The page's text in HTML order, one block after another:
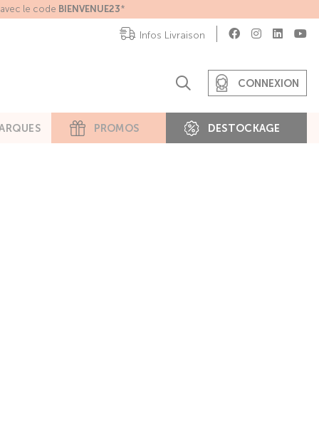
le code BIENVENUE23*
PROMOS DESTOCKAGE
CONNEXION
Infos Livraison